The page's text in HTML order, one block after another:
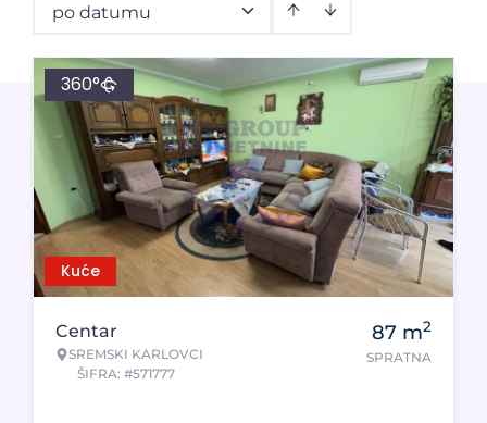
po datumu
Kuće
360°
Centar
SREMSKI KARLOVCI
ŠIFRA: #571777
87 m2
SPRATNA